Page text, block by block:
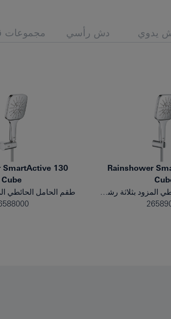
يدوي دش رأسي مجموعات
Rainshower
طقم الحامل الحائطي المزود بثلاثة رشاشات
SmartActive 130
Cube